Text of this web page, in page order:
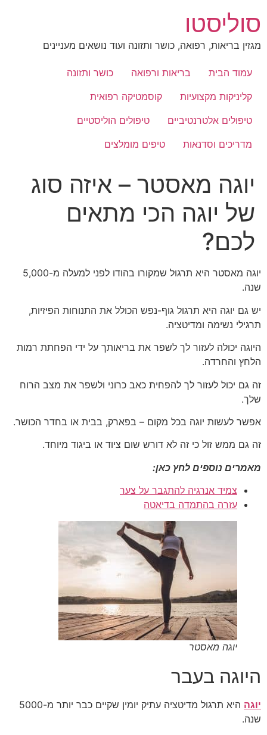
לתוכן
סוליסטו
מגזין בריאות, רפואה, כושר ותזונה ועוד נושאים מעניינים
עמוד הבית בריאות ורפואה
כושר ותזונה
קליניקות מקצועיות
קוסמטיקה רפואית
טיפולים אלטרנטיביים
טיפולים הוליסטיים
מדריכים וסדנאות
טיפים מומלצים
יוגה מאסטר – איזה סוג
של יוגה הכי מתאים
לכם?
יוגה מאסטר היא תרגול שמקורו בהודו לפני למעלה מ-5,000
שנה.
יש גם יוגה היא תרגול גוף-נפש הכולל את התנוחות הפיזיות,
תרגילי נשימה ומדיטציה.
היוגה יכולה לעזור לך לשפר את בריאותך על ידי הפחתת רמות
הלחץ והחרדה.
זה גם יכול לעזור לך להפחית כאב כרוני ולשפר את מצב הרוח
שלך.
אפשר לעשות יוגה בכל מקום – בפארק, בבית או בחדר הכושר.
זה גם ממש זול כי זה לא דורש שום ציוד או ביגוד מיוחד.
מאמרים נוספים לחץ כאן:
צמיד אנרגיה להתגבר על צער
עזרה בהתמדה בדיאטה
יוגה מאסטר
היוגה בעבר
יוגה
היא תרגול מדיטציה עתיק יומין שקיים כבר יותר מ-5000
שנה.